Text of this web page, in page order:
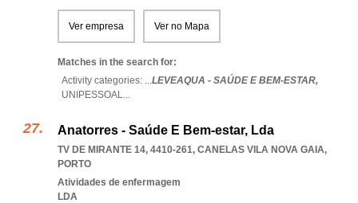
Ver empresa Ver no Mapa
Matches in the search for:
Activity categories: ...LEVEAQUA - SAÚDE E BEM-ESTAR,
UNIPESSOAL...
Anatorres - Saúde E Bem-estar, Lda
TV DE MIRANTE 14, 4410-261, CANELAS VILA NOVA GAIA,
PORTO
Atividades de enfermagem
LDA